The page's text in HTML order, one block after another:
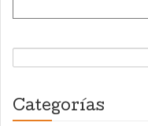
Buscar:
Categorías